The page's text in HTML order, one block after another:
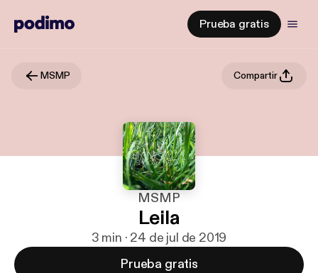
Prueba gratis
MSMP Compartir
MSMP
Leila
3 min · 24 de jul de 2019
Prueba gratis